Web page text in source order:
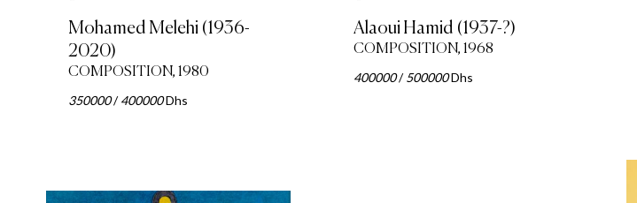
Mohamed Melehi (1936-
2020)
COMPOSITION, 1980
350000/400000Dhs
Alaoui Hamid (1937-?)
COMPOSITION, 1968
400000/500000Dhs